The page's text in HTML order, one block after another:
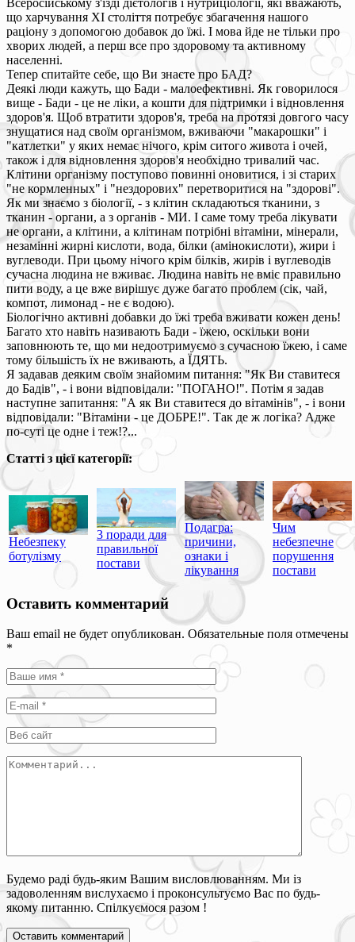
що харчування XI століття потребує збагачення нашого
раціону з допомогою добавок до їжі. І мова йде не тільки про
хворих людей, а перш все про здоровому та активному
населенні.
Тепер спитайте себе, що Ви знаєте про БАД?
Деякі люди кажуть, що Бади - малоефективні. Як говорилося
вище - Бади - це не ліки, а кошти для підтримки і відновлення
здоров'я. Щоб втратити здоров'я, треба на протязі довгого часу
знущатися над своїм організмом, вживаючи "макарошки" і
"катлетки" у яких немає нічого, крім ситого живота і очей,
також і для відновлення здоров'я необхідно тривалий час.
Клітини організму поступово повинні оновитися, і зі старих
"не кормленных" і "нездорових" перетворитися на "здорові".
Як ми знаємо з біології, - з клітин складаються тканини, з
тканин - органи, а з органів - МИ. І саме тому треба лікувати
не органи, а клітини, а клітинам потрібні вітаміни, мінерали,
незамінні жирні кислоти, вода, білки (амінокислоти), жири і
вуглеводи. При цьому нічого крім білків, жирів і вуглеводів
сучасна людина не вживає. Людина навіть не вміє правильно
пити воду, а це вже вирішує дуже багато проблем (сік, чай,
компот, лимонад - не є водою).
Біологічно активні добавки до їжі треба вживати кожен день!
Багато хто навіть називають Бади - їжею, оскільки вони
заповнюють те, що ми недоотримуємо з сучасною їжею, і саме
тому більшість їх не вживають, а ЇДЯТЬ.
Я задавав деяким своїм знайомим питання: "Як Ви ставитеся
до Бадів", - і вони відповідали: "ПОГАНО!". Потім я задав
наступне запитання: "А як Ви ставитеся до вітамінів", - і вони
відповідали: "Вітаміни - це ДОБРЕ!". Так де ж логіка? Адже
по-суті це одне і теж!?...
Статті з цієї категорії:
Небезпеку
ботулізму
3 поради для
правильної
постави
Подагра:
причини,
ознаки і
лікування
Чим
небезпечне
порушення
постави
Оставить комментарий
Ваш email не будет опубликован. Обязательные поля отмечены
*
Будемо раді будь-яким Вашим висловлюванням. Ми із
задоволенням вислухаємо і проконсультуємо Вас по будь-
якому питанню. Спілкуємося разом !